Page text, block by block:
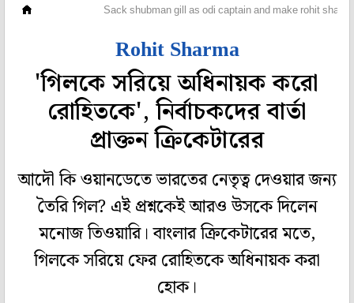
Sack shubman gill as odi captain and make rohit
Rohit Sharma
'গিলকে সরিয়ে অধিনায়ক করো
রোহিতকে', নির্বাচকদের বার্তা
প্রাক্তন ক্রিকেটারের
আদৌ কি ওয়ানডেতে ভারতের নেতৃত্ব দেওয়ার জন্য
তৈরি গিল? এই প্রশ্নকেই আরও উসকে দিলেন
মনোজ তিওয়ারি। বাংলার ক্রিকেটারের মতে,
গিলকে সরিয়ে ফের রোহিতকে অধিনায়ক করা
হোক।